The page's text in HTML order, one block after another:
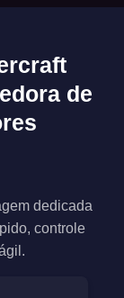
de
dedicada
controle